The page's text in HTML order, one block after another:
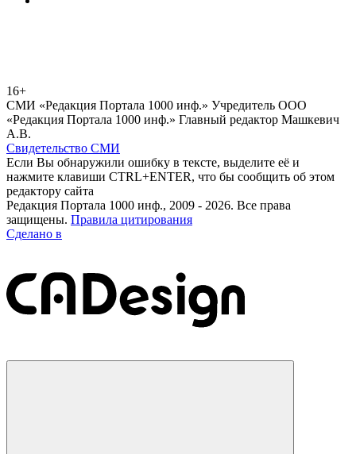
16+
СМИ «Редакция Портала 1000 инф.» Учредитель ООО
«Редакция Портала 1000 инф.» Главный редактор Машкевич
А.В.
Свидетельство СМИ
Если Вы обнаружили ошибку в тексте, выделите её и
нажмите клавиши CTRL+ENTER, что бы сообщить об этом
редактору сайта
Редакция Портала 1000 инф., 2009 - 2026. Все права
защищены. Правила цитирования
Сделано в